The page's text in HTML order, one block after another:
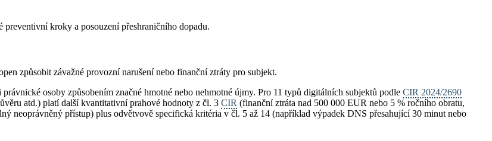
kroky a posouzení přeshraničního dopadu.
způsobit závažné provozní narušení nebo finanční ztráty pro subjekt.
osoby způsobením značné hmotné nebo nehmotné újmy. Pro 11 typů digitálních subjektů podle CIR 2024/2690
atd.) platí další kvantitativní prahové hodnoty z čl. 3 CIR (finanční ztráta nad 500 000 EUR nebo 5 % ročního obratu,
neoprávněný přístup) plus odvětvově specifická kritéria v čl. 5 až 14 (například výpadek DNS přesahující 30 minut nebo